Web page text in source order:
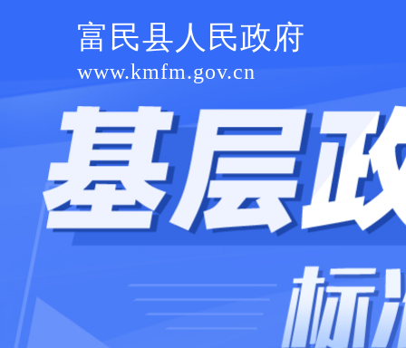
富民县人民政府
www.kmfm.gov.cn